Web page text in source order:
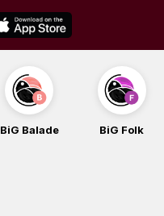
BiG Balade BiG Folk